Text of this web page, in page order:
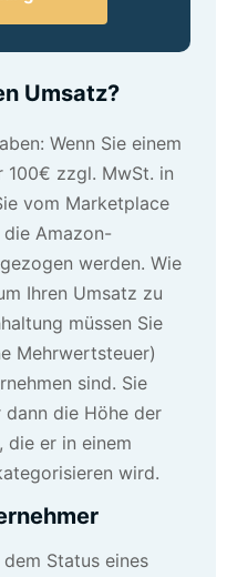
Umsatz?
Wenn Sie einem
100€ zzgl. MwSt. in
vom Marketplace
Amazon-
werden. Wie
Ihren Umsatz zu
müssen Sie
Mehrwertsteuer)
sind. Sie
dann die Höhe der
die er in einem
wird.
Status eines